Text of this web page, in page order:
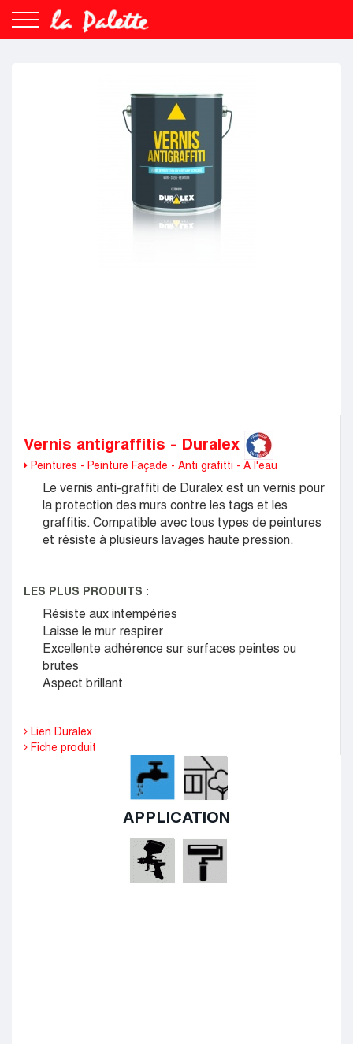
Search
Vernis antigraffitis - Duralex
Peintures - Peinture Façade - Anti grafitti - A l'eau
Le vernis anti-graffiti de Duralex est un vernis pour
la protection des murs contre les tags et les
graffitis. Compatible avec tous types de peintures
et résiste à plusieurs lavages haute pression.
LES PLUS PRODUITS :
Résiste aux intempéries
Laisse le mur respirer
Excellente adhérence sur surfaces peintes ou
brutes
Aspect brillant
Lien Duralex
Fiche produit
APPLICATION